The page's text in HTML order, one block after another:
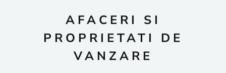
AFACERI SI
PROPRIETATI DE
VANZARE